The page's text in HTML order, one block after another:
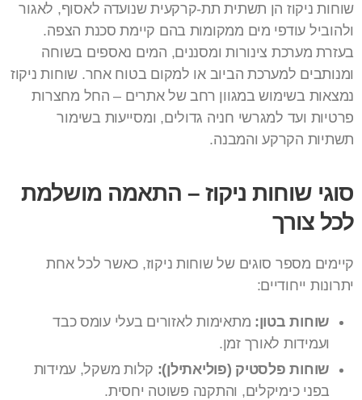
שוחות ניקוז הן תשתית תת-קרקעית שנועדה לאסוף, לאגור
ולהוביל עודפי מים ממקומות בהם קיימת סכנת הצפה.
בעזרת מערכת צינורות ומסננים, המים נאספים בשוחה
ומנותבים למערכת הביוב או למקום בטוח אחר. שוחות ניקוז
נמצאות בשימוש במגוון רחב של אתרים – החל מחצרות
פרטיות ועד למגרשי חניה גדולים, ומסייעות בשימור
תשתיות הקרקע והמבנה.
סוגי שוחות ניקוז – התאמה מושלמת
לכל צורך
קיימים מספר סוגים של שוחות ניקוז, כאשר לכל אחת
יתרונות ייחודיים:
שוחות בטון: מתאימות לאזורים בעלי עומס כבד
ועמידות לאורך זמן.
שוחות פלסטיק (פוליאתילן): קלות משקל, עמידות
בפני כימיקלים, והתקנה פשוטה יחסית.